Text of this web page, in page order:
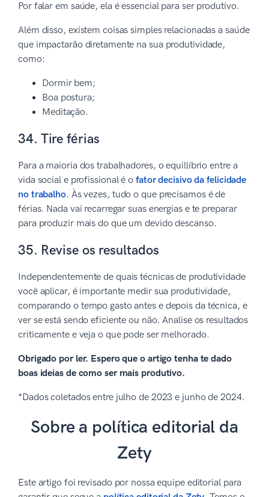
Por falar em saúde, ela é essencial para ser produtivo.
Além disso, existem coisas simples relacionadas a saúde
que impactarão diretamente na sua produtividade,
como:
Dormir bem;
Boa postura;
Meditação.
34. Tire férias
Para a maioria dos trabalhadores, o equillíbrio entre a
vida social e profissional é o fator decisivo da felicidade
no trabalho. Às vezes, tudo o que precisamos é de
férias. Nada vai recarregar suas energias e te preparar
para produzir mais do que um devido descanso.
35. Revise os resultados
Independentemente de quais técnicas de produtividade
você aplicar, é importante medir sua produtividade,
comparando o tempo gasto antes e depois da técnica, e
ver se está sendo eficiente ou não. Analise os resultados
criticamente e veja o que pode ser melhorado.
Obrigado por ler. Espero que o artigo tenha te dado
boas ideias de como ser mais produtivo.
*Dados coletados entre julho de 2023 e junho de 2024.
Sobre a política editorial da
Zety
Este artigo foi revisado por nossa equipe editorial para